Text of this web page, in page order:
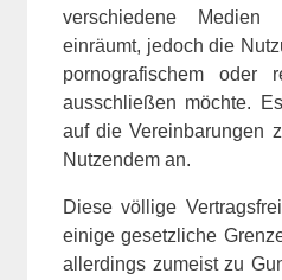
verschiedene
einräumt, jedoch die
pornografischem oder
ausschließen möchte.
auf die Vereinbarungen
Nutzendem an.
Diese völlige
einige gesetzliche
allerdings zumeist zu